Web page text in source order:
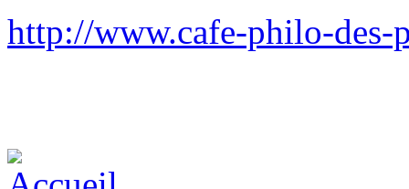
http://www.cafe-philo-des-